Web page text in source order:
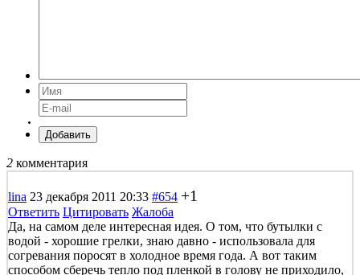
Добавить
2 комментария
lina 23 декабря 2011 20:33 #654 +1
Ответить Цитировать Жалоба
Да, на самом деле интересная идея. О том, что бутылки с
водой - хорошие грелки, знаю давно - использовала для
согревания поросят в холодное время года. А вот таким
способом сберечь тепло под пленкой в голову не приходило,